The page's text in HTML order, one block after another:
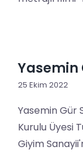
Yasemin
25 Ekim 2022
Yasemin Gür
Kurulu Üyesi
Giyim